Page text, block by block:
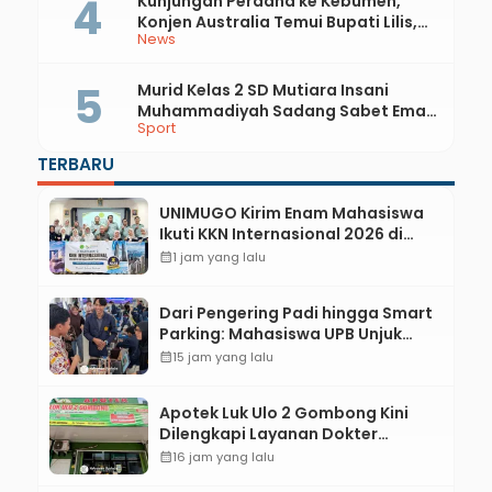
News
Konjen Australia Temui Bupati Lilis,
Ini yang Dibahas
Sport
Murid Kelas 2 SD Mutiara Insani
Muhammadiyah Sadang Sabet Emas
dan Perak di Kejurda Tapak Suci
TERBARU
UNIMUGO Kirim Enam Mahasiswa
Ikuti KKN Internasional 2026 di
ASEAN dan Hong Kong
calendar_month1 jam yang lalu
Dari Pengering Padi hingga Smart
Parking: Mahasiswa UPB Unjuk
Gigi Lewat Pameran CODEX 2
calendar_month15 jam yang lalu
Apotek Luk Ulo 2 Gombong Kini
Dilengkapi Layanan Dokter
Spesialis Anak
calendar_month16 jam yang lalu